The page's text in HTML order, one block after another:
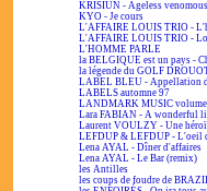
KRISIUN - Ageless venomous
KYO - Je cours
L'AFFAIRE LOUIS TRIO -
L'AFFAIRE LOUIS TRIO -
L'HOMME PARLE
la BELGIQUE est un pays -
la légende du GOLF
LABEL BLEU - Appellation
LABELS automne 97
LANDMARK MUSIC volume
Lara FABIAN - A wonderful
Laurent VOULZY - Une
LEFDUP & LEFDUP - L'oeil
Lena AYAL - Dîner d'affaires
Lena AYAL - Le Bar (remix)
les Antilles
les coups de foudre de